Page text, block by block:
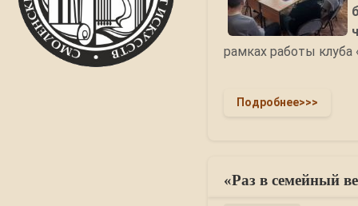
рамках работы клуба
Подробнее>>>
«Раз в семейный